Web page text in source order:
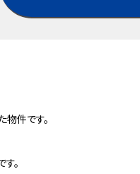
件です。
。